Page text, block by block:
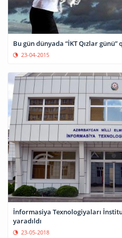
Bu gün dünyada “İKT Qızlar
23-04-2015
İnformasiya Texnologiyaları
yaradıldı
23-05-2018